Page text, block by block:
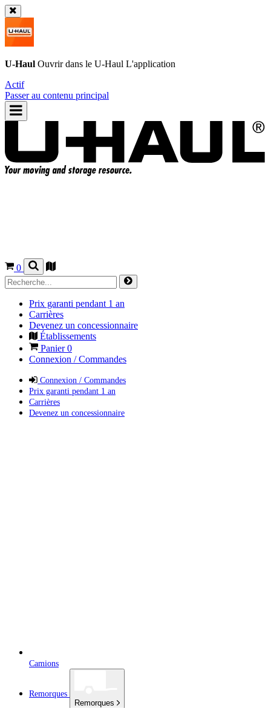
U-Haul Ouvrir dans le U-Haul L'application
Actif
Passer au contenu principal
0
Prix garanti pendant 1 an
Carrières
Devenez un concessionnaire
Établissements
Panier0
Connexion / Commandes
Connexion / Commandes
Prix garanti pendant 1 an
Carrières
Devenez un concessionnaire
Camions
Remorques
Remorques